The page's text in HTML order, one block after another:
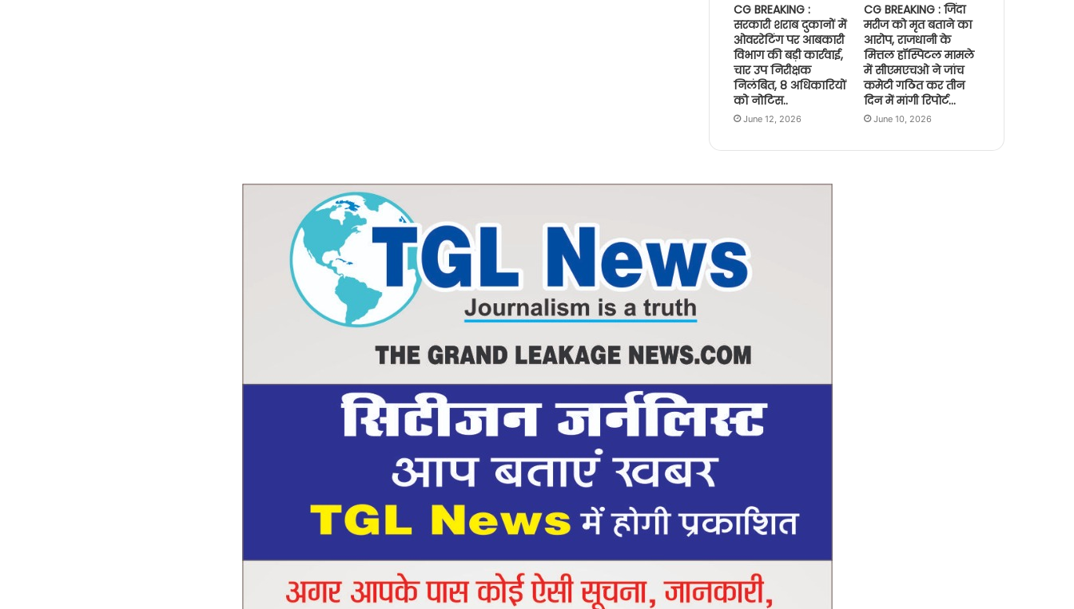
CG BREAKING :
सरकारी शराब दुकानों में
ओवररेटिंग पर आबकारी
विभाग की बड़ी कार्रवाई,
चार उप निरीक्षक
निलंबित, 8 अधिकारियों
को नोटिस..
June 12, 2026
CG BREAKING : जिंदा
मरीज को मृत बताने का
आरोप, राजधानी के
मित्तल हॉस्पिटल मामले
में सीएमएचओ ने जांच
कमेटी गठित कर तीन
दिन में मांगी रिपोर्ट…
June 10, 2026